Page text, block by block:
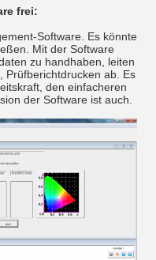
frei:
Software. Es könnte
Mit der Software
zu handhaben, leiten
Prüfberichtdrucken ab. Es
den einfacheren
der Software ist auch.